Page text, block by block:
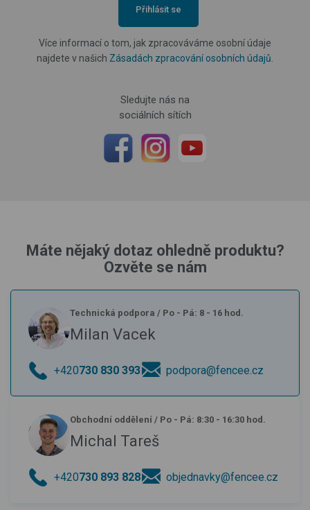
Přihlásit se
Více informací o tom, jak zpracováváme osobní údaje
najdete v našich Zásadách zpracování osobních údajů
Sledujte nás na
sociálních sítích
Máte nějaký dotaz ohledně produktu?
Ozvěte se nám
Technická podpora / Po - Pá: 8 - 16 hod.
Milan Vacek
+420730 830 393 podpora@fencee.cz
Obchodní oddělení / Po - Pá: 8:30 - 16:30 hod.
Michal Tareš
+420730 893 828 objednavky@fencee.cz